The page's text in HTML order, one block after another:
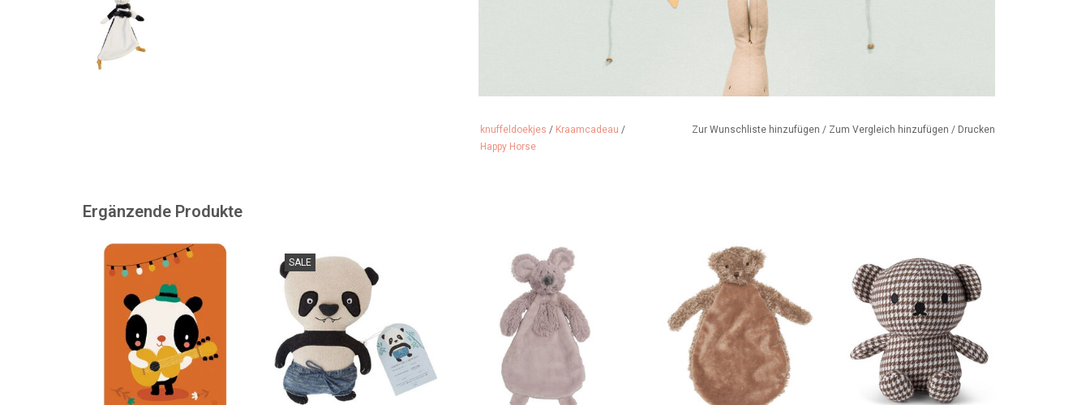
knuffeldoekjes / Kraamcadeau /
Happy Horse
Zur Wunschliste hinzufügen / Zum Vergleich hinzufügen / Drucken
Ergänzende Produkte
Wir können dieses Ticket nicht
direkt ausdrucken. Falls
gewünscht, kann ein gedrucktes
Etikett mit einer Nachricht darauf
geklebt werden. Das Ticket kann
auch separat gekauft werden.
ZUM WARENKORB HINZUFÜGEN
SALE
ZUM WARENKORB HINZUFÜGEN
Maus-Kuscheltuch von Happy
Horse
ZUM WARENKORB HINZUFÜGEN
Babys erster Teddybär....
ZUM WARENKORB HINZUFÜGEN
elegantes Kuscheln
ZUM WARENKORB HINZUFÜGEN